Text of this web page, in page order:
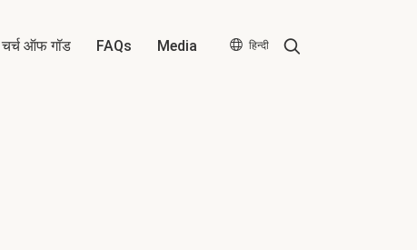
चर्च ऑफ गॉड FAQs Media हिन्दी Search